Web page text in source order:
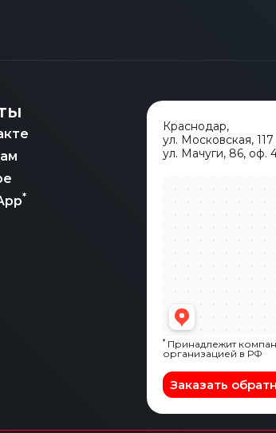
*
Краснодар,
ул. Московская,
ул. Мачуги, 86, оф.
*Принадлежит
организацией в РФ
Заказать